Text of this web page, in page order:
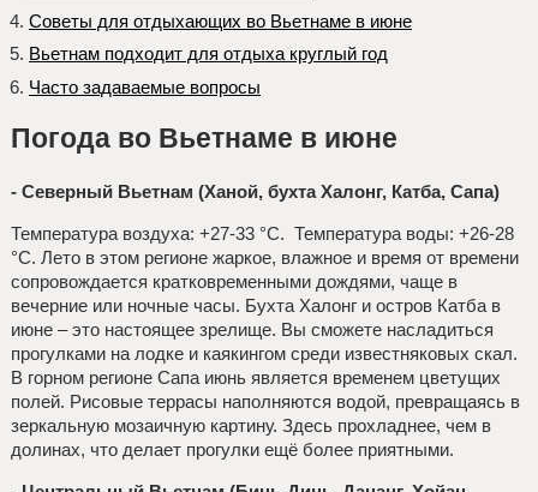
Советы для отдыхающих во Вьетнаме в июне
Вьетнам подходит для отдыха круглый год
Часто задаваемые вопросы
Погода во Вьетнаме в июне
- Северный Вьетнам (Ханой, бухта Халонг, Катба, Сапа)
Температура воздуха: +27-33 °C. Температура воды: +26-28
°C. Лето в этом регионе жаркое, влажное и время от времени
сопровождается кратковременными дождями, чаще в
вечерние или ночные часы. Бухта Халонг и остров Катба в
июне – это настоящее зрелище. Вы сможете насладиться
прогулками на лодке и каякингом среди известняковых скал.
В горном регионе Сапа июнь является временем цветущих
полей. Рисовые террасы наполняются водой, превращаясь в
зеркальную мозаичную картину. Здесь прохладнее, чем в
долинах, что делает прогулки ещё более приятными.